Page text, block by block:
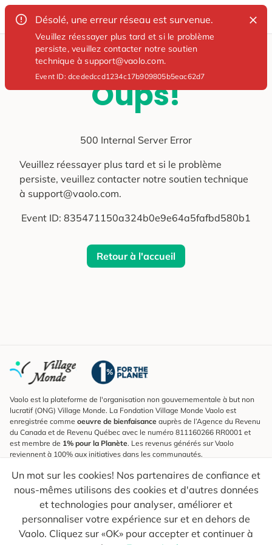
Désolé, une erreur réseau est survenue.
Veuillez réessayer plus tard et si le problème
persiste, veuillez contacter notre soutien
technique à support@vaolo.com.
Event ID:dcededccd1234c17b909805b5eac62d7
Oups!
500 Internal Server Error
Veuillez réessayer plus tard et si le problème
persiste, veuillez contacter notre soutien technique
à support@vaolo.com.
Event ID: 835471150a324b0e9e64a5fafbd580b1
Retour à l'accueil
Un mot sur les cookies! Nos partenaires de confiance et
nous-mêmes utilisons des cookies et d'autres données
et technologies pour analyser, améliorer et
personnaliser votre expérience sur et en dehors de
Vaolo. Cliquez sur «OK» pour accepter et continuer à
Vaolo est la plateforme de l'organisation non gouvernementale à but non
lucratif (ONG) Village Monde. La Fondation Village Monde Vaolo est
enregistrée comme oeuvre de bienfaisance auprès de l’Agence du Revenu
du Canada et de Revenu Québec avec le numéro 811160266 RR0001 et
est membre de 1% pour la Planète. Les revenus générés sur Vaolo
reviennent à 100% aux initiatives dans les communautés.
S'inscrire à l'infolettre
Pour connaître les nouveautés, suivre nos explorateurs et recevoir des
astuces pour des voyages plus conscients.
Ton courriel Envoyer